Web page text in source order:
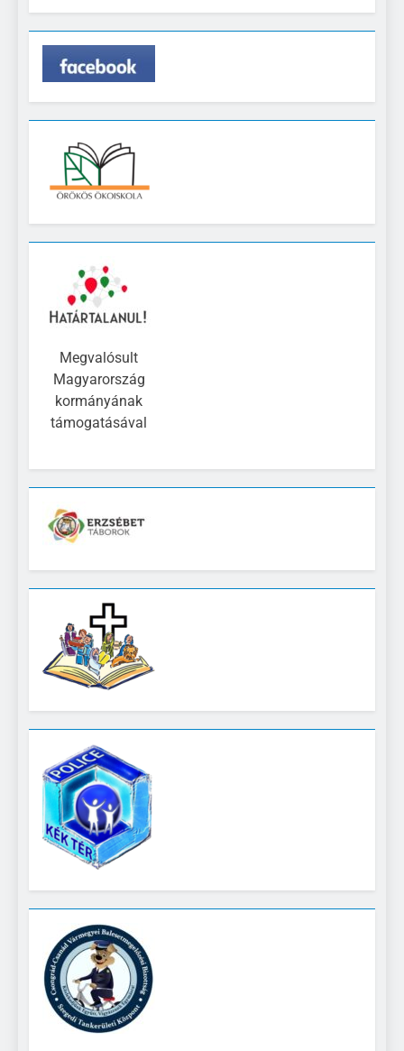
Megvalósult
Magyarország
kormányának
támogatásával